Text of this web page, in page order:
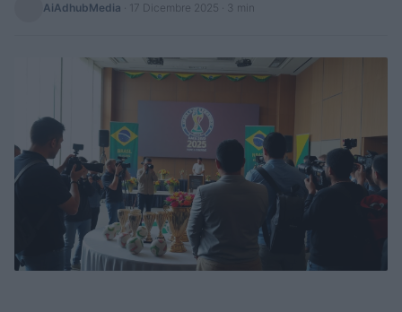
AiAdhubMedia 17 Dicembre 2025 · 3 min